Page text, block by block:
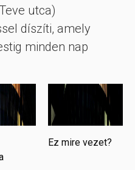
utca)
díszíti, amely
minden nap
Ez mire vezet?